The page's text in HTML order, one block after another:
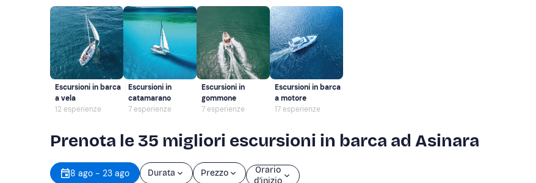
Escursioni in barca
a vela
12 esperienze
Escursioni in
catamarano
7 esperienze
Escursioni in
gommone
7 esperienze
Escursioni in barca
a motore
17 esperienze
Prenota le 35 migliori escursioni in barca ad Asinara
8 ago - 23 ago Durata Prezzo
Orario
d’inizio